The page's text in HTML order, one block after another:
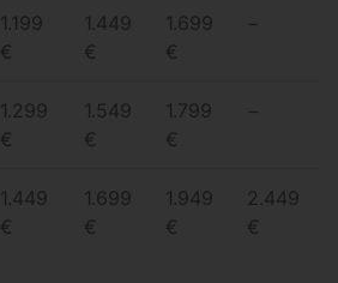
1.199
€
1.449
€
1.699
€
−
1.299
€
1.549
€
1.799
€
−
1.449
€
1.699
€
1.949
€
2.449
€